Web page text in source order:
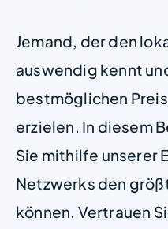
Jemand, der den
auswendig kennt
bestmöglichen
erzielen. In diesem
Sie mithilfe unserer
Netzwerks den
können. Vertrauen